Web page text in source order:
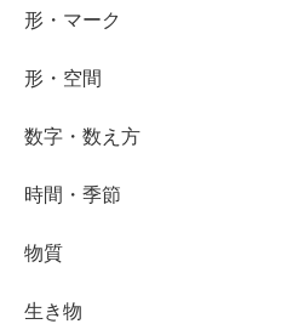
形・マーク
形・空間
数字・数え方
時間・季節
物質
生き物